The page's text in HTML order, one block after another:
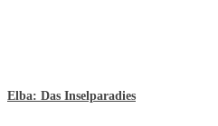
Elba: Das Inselparadies